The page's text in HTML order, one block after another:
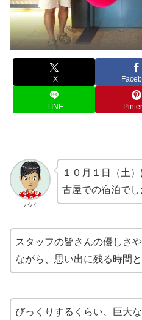
X
LINE
パパ
１０月１日（土
古屋での宿泊でし
スタッフの皆さんの優しさ
ながら、思い出に残る時間
びっくりするくらい、巨大